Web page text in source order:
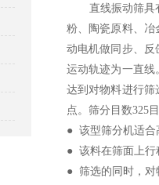
直线振动筛具有
粉、陶瓷原料、冶
动电机做同步、反
运动轨迹为一直线
达到对物料进行筛
点。筛分目数325
● 该型筛分机适合
● 该料在筛面上行
● 筛选的同时，对